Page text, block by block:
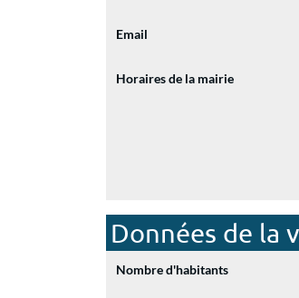
Email
Horaires de la mairie
Données de la
Nombre d'habitants